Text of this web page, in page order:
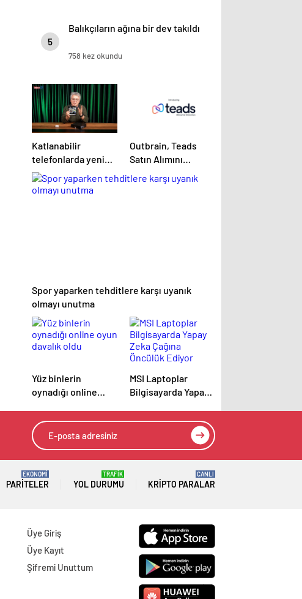
5
Balıkçıların ağına bir dev takıldı
758 kez okundu
Katlanabilir
telefonlarda yeni
deneyim yolculuğu
başlasın!
Outbrain, Teads
Satın Alımını
Tamamladı:
Birleşme, Açık
Spor yaparken tehditlere karşı uyanık
olmayı unutma
Yüz binlerin
oynadığı online
MSI Laptoplar
Bilgisayarda Yapay
Öncülük Ediyor
PARITELER
EKONOMİ
YOL DURUMU
TRAFİK
KRIPTO PARALAR
CANLI
Üye Giriş
Üye Kayıt
Şifremi Unuttum